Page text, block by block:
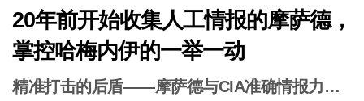
20年前开始收集人工情报的摩萨德，
掌控哈梅内伊的一举一动
精准打击的后盾——摩萨德与CIA准确情报力…